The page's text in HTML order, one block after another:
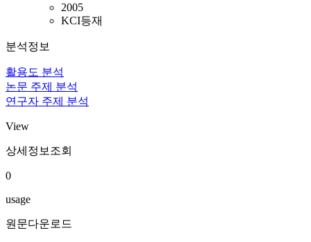
2005
KCI등재
분석정보
활용도 분석
논문 주제 분석
연구자 주제 분석
View
상세정보조회
0
usage
원문다운로드